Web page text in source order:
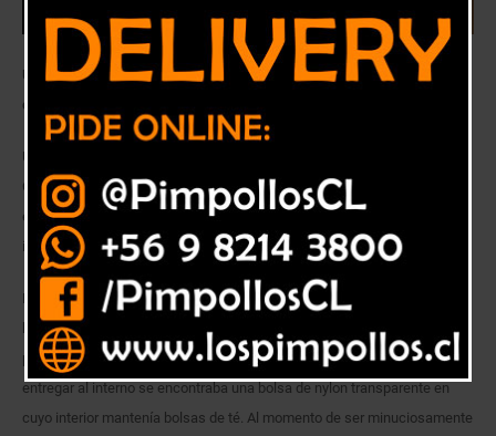
Un total de 66 bolsas, con casi 90 gramos de cannabis sativa, fue
descubierto por un funcionario de Gendarmería.
Una mujer, de iniciales D.A.C.V., intentó ingresar al Centro de
Cumplimiento Penitenciario de San Antonio 87 gramos de marihuana
escondida en bolsas de té. La droga iba a ser entregada al recluso de
iniciales C.D.F.F., quien cumple una condena por tráfico ilícito de drogas.
El hecho quedó al descubierto este domingo, cuando, cerca de las 14:20
horas, el gendarme Franco González realizó el registro de las
pertenencias de la mujer. Entre los implementos que la visita esperaba
entregar al interno se encontraba una bolsa de nylon transparente en
cuyo interior mantenía bolsas de té. Al momento de ser minuciosamente